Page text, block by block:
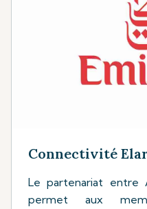
Connectivité
Le partenariat entre
permet aux